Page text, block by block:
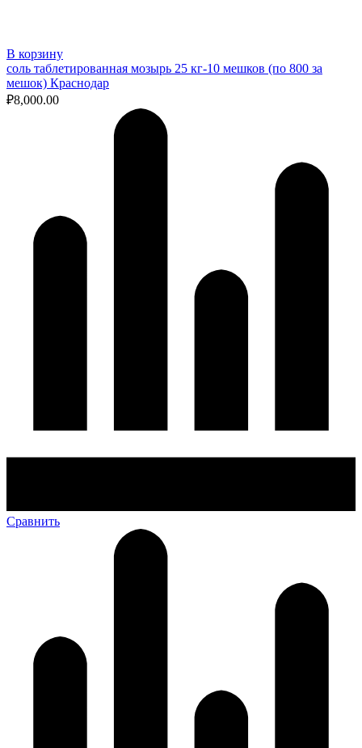
В корзину
соль таблетированная мозырь 25 кг-10 мешков (по 800 за
мешок) Краснодар
₽8,000.00
Сравнить